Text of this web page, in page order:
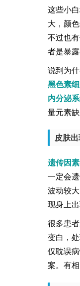
这些小
大，颜
不过也
者是暴
说到为
黑色素
内分泌
量元素
皮肤
遗传因素
一定会
波动较
现身上
很多患
变白，
仅耽误
案。有